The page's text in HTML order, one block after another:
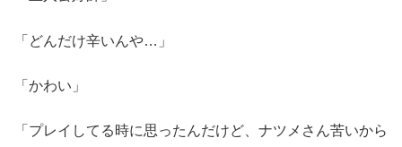
「どんだけ辛いんや…」
「かわい」
「プレイしてる時に思ったんだけど、ナツメさん苦いから